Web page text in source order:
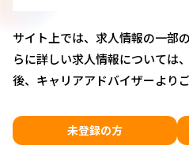
サイト上では、求人情報の一部
らに詳しい求人情報については
後、キャリアアドバイザーより
未登録の方